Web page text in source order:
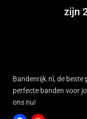
zijn
Bandenrijk.nl, de
perfecte banden voor
ons nu!